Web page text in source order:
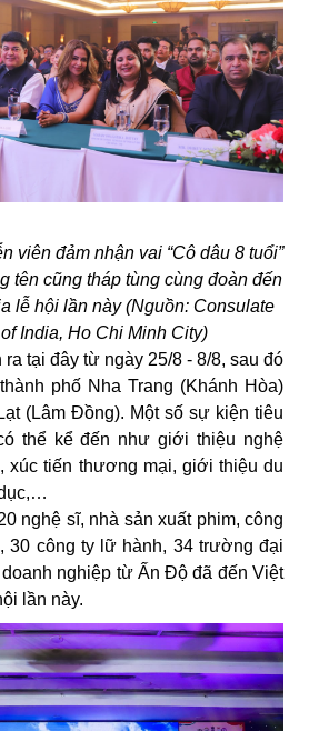
viên đảm nhận vai “Cô dâu 8 tuổi”
tên cũng tháp tùng cùng đoàn đến
lễ hội lần này (Nguồn: Consulate
India, Ho Chi Minh City)
tại đây từ ngày 25/8 - 8/8, sau đó
phố Nha Trang (Khánh Hòa)
(Lâm Đồng). Một số sự kiện tiêu
thể kể đến như giới thiệu nghệ
xúc tiến thương mại, giới thiệu du
nghệ sĩ, nhà sản xuất phim, công
30 công ty lữ hành, 34 trường đại
nghiệp từ Ấn Độ đã đến Việt
lần này.